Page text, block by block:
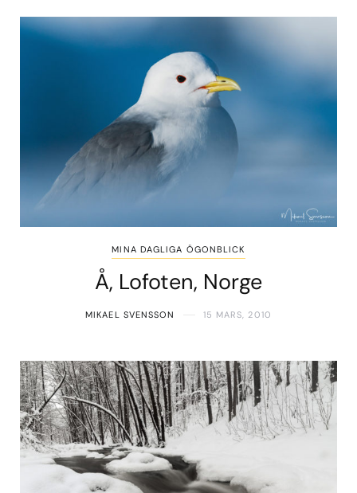
MINA DAGLIGA ÖGONBLICK
Å, Lofoten, Norge
MIKAEL SVENSSON 15 MARS, 2010